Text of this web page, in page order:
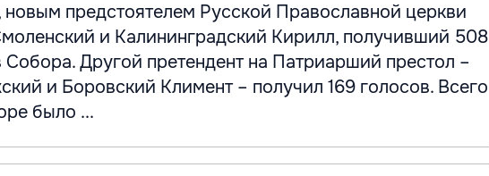
новым предстоятелем Русской Православной церкви
и Калининградский Кирилл, получивший 508
Собора. Другой претендент на Патриарший престол –
и Боровский Климент – получил 169 голосов. Всего
было ...